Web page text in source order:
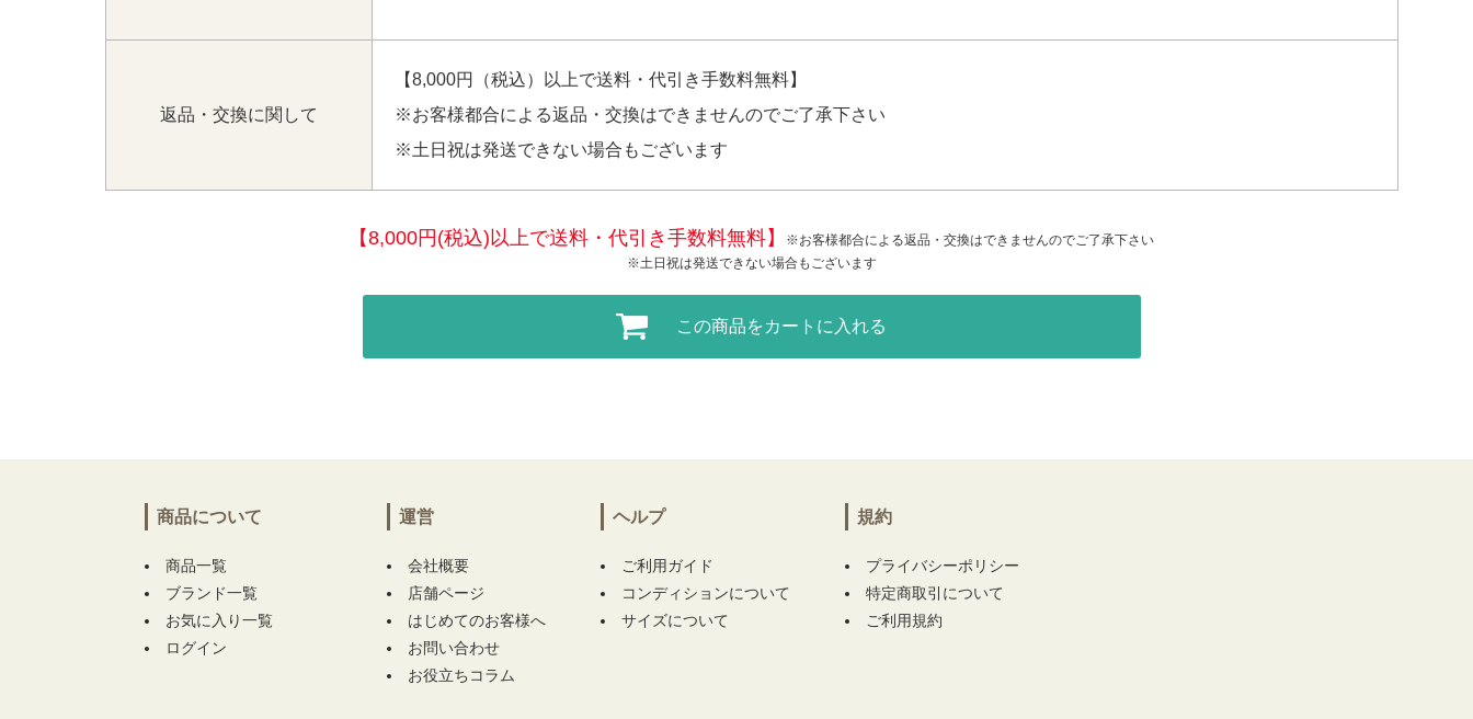
返品・交換に関して
【8,000円（税込）以上で送料・代引き手数料無料】
※お客様都合による返品・交換はできませんのでご了承下さい
※土日祝は発送できない場合もございます
【8,000円(税込)以上で送料・代引き手数料無料】
※お客様都合による返品・交換はできませんのでご了承下さい
※土日祝は発送できない場合もございます
この商品をカートに入れる
商品について
商品一覧
ブランド一覧
お気に入り一覧
ログイン
運営
会社概要
店舗ページ
はじめてのお客様へ
お問い合わせ
お役立ちコラム
ヘルプ
ご利用ガイド
コンディションについて
サイズについて
規約
プライバシーポリシー
特定商取引について
ご利用規約